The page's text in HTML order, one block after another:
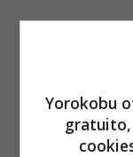
Yorokobu